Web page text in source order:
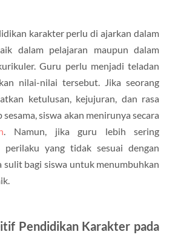
karakter perlu di ajarkan dalam
dalam pelajaran maupun dalam
Guru perlu menjadi teladan
nilai-nilai tersebut. Jika seorang
ketulusan, kejujuran, dan rasa
siswa akan menirunya secara
. Namun, jika guru lebih sering
perilaku yang tidak sesuai dengan
sulit bagi siswa untuk menumbuhkan
Pendidikan Karakter pada